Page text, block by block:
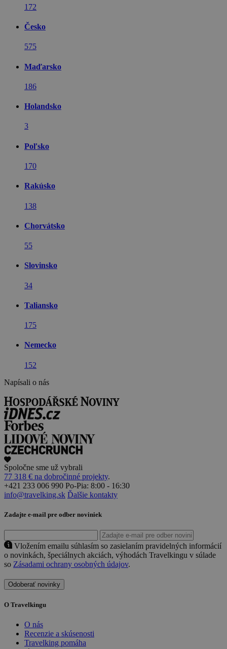
172
Česko
575
Maďarsko
186
Holandsko
3
Poľsko
170
Rakúsko
138
Chorvátsko
55
Slovinsko
34
Taliansko
175
Nemecko
152
Napísali o nás
Spoločne sme už vybrali
77 318 € na dobročinné projekty.
+421 233 006 990 Po-Pia: 8:00 - 16:30
info@travelking.sk Ďalšie kontakty
Zadajte e-mail pre odber noviniek
Vložením emailu súhlasím so zasielaním pravidelných informácií
o novinkách, špeciálnych akciách, výhodách Travelkingu v súlade
so Zásadami ochrany osobných údajov.
Odoberať novinky
O Travelkingu
O nás
Recenzie a skúsenosti
Travelking pomáha